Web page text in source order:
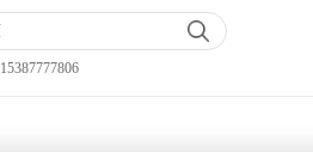
15387777806